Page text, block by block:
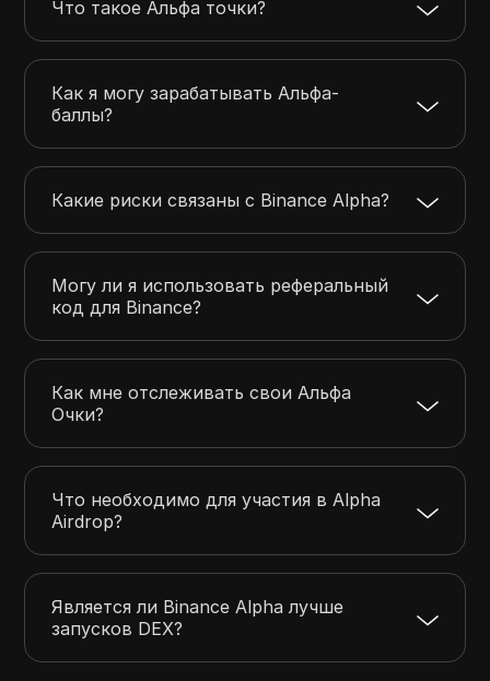
Что такое Альфа точки?
Как я могу зарабатывать Альфа-
баллы?
Какие риски связаны с Binance Alpha?
Могу ли я использовать реферальный
код для Binance?
Как мне отслеживать свои Альфа
Очки?
Что необходимо для участия в Alpha
Airdrop?
Является ли Binance Alpha лучше
запусков DEX?